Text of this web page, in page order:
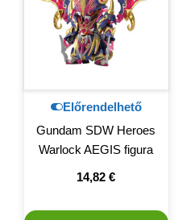
Előrendelhető
Gundam SDW Heroes
Warlock AEGIS figura
14,82€